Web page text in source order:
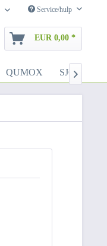
Service/hulp
EUR 0,00 *
QUMOX SJCAM
